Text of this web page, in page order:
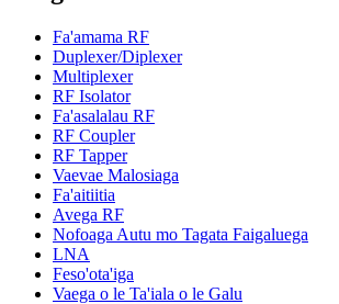
Fa'amama RF
Duplexer/Diplexer
Multiplexer
RF Isolator
Fa'asalalau RF
RF Coupler
RF Tapper
Vaevae Malosiaga
Fa'aitiitia
Avega RF
Nofoaga Autu mo Tagata Faigaluega
LNA
Feso'ota'iga
Vaega o le Ta'iala o le Galu